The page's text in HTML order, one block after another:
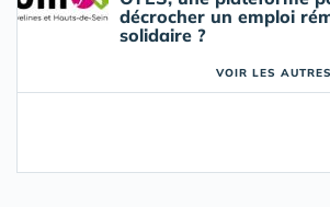
décrocher un emploi
solidaire ?
VOIR LES